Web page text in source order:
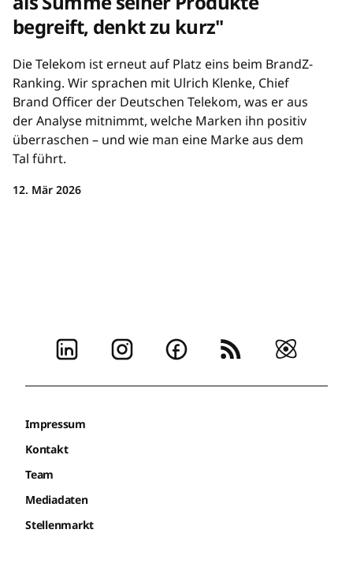
begreift, denkt zu kurz"
Die Telekom ist erneut auf Platz eins beim BrandZ-
Ranking. Wir sprachen mit Ulrich Klenke, Chief
Brand Officer der Deutschen Telekom, was er aus
der Analyse mitnimmt, welche Marken ihn positiv
überraschen – und wie man eine Marke aus dem
Tal führt.
12. Mär 2026
Impressum
Kontakt
Team
Mediadaten
Stellenmarkt